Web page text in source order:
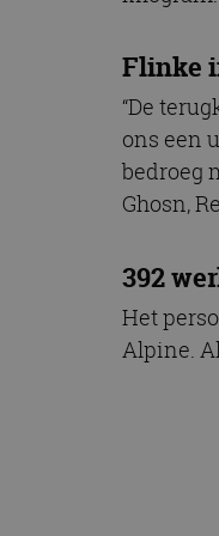
Flinke
“De
ons een
bedroeg
Ghosn,
392
Het
Alpine.